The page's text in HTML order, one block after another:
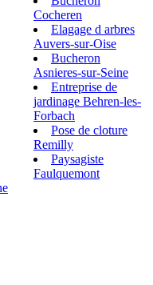
Cocheren
Elagage d arbres
Auvers-sur-Oise
Bucheron
Asnieres-sur-Seine
Entreprise de
jardinage Behren-les-
Forbach
Pose de cloture
Remilly
Paysagiste
Faulquemont